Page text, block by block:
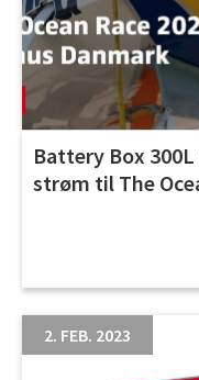
Battery Box
strøm til The
2. FEB. 2023